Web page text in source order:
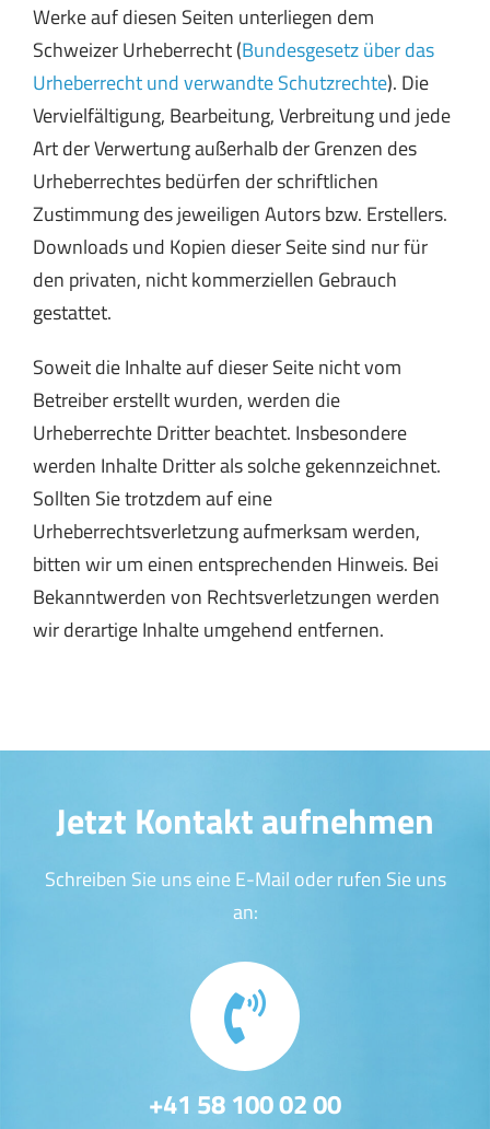
Werke auf diesen Seiten unterliegen dem
Schweizer Urheberrecht (Bundesgesetz über das
Urheberrecht und verwandte Schutzrechte). Die
Vervielfältigung, Bearbeitung, Verbreitung und jede
Art der Verwertung außerhalb der Grenzen des
Urheberrechtes bedürfen der schriftlichen
Zustimmung des jeweiligen Autors bzw. Erstellers.
Downloads und Kopien dieser Seite sind nur für
den privaten, nicht kommerziellen Gebrauch
gestattet.
Soweit die Inhalte auf dieser Seite nicht vom
Betreiber erstellt wurden, werden die
Urheberrechte Dritter beachtet. Insbesondere
werden Inhalte Dritter als solche gekennzeichnet.
Sollten Sie trotzdem auf eine
Urheberrechtsverletzung aufmerksam werden,
bitten wir um einen entsprechenden Hinweis. Bei
Bekanntwerden von Rechtsverletzungen werden
wir derartige Inhalte umgehend entfernen.
Jetzt Kontakt aufnehmen
Schreiben Sie uns eine E-Mail oder rufen Sie uns
an:
+41 58 100 02 00